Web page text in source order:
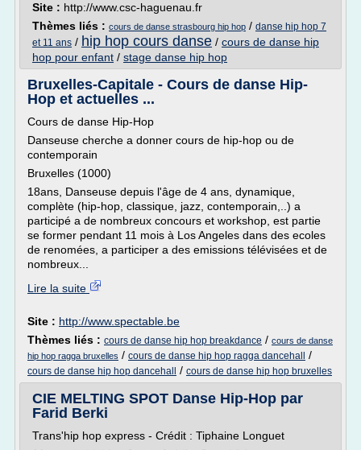
Site : http://www.csc-haguenau.fr
Thèmes liés : cours de danse strasbourg hip hop / danse hip hop 7
et 11 ans / hip hop cours danse / cours de danse hip
hop pour enfant / stage danse hip hop
Bruxelles-Capitale - Cours de danse Hip-
Hop et actuelles ...
Cours de danse Hip-Hop
Danseuse cherche a donner cours de hip-hop ou de
contemporain
Bruxelles (1000)
18ans, Danseuse depuis l'âge de 4 ans, dynamique,
complète (hip-hop, classique, jazz, contemporain,..) a
participé a de nombreux concours et workshop, est partie
se former pendant 11 mois à Los Angeles dans des ecoles
de renomées, a participer a des emissions télévisées et de
nombreux...
Lire la suite
Site : http://www.spectable.be
Thèmes liés : cours de danse hip hop breakdance / cours de danse
hip hop ragga bruxelles / cours de danse hip hop ragga dancehall /
cours de danse hip hop dancehall / cours de danse hip hop bruxelles
CIE MELTING SPOT Danse Hip-Hop par
Farid Berki
Trans'hip hop express - Crédit : Tiphaine Longuet